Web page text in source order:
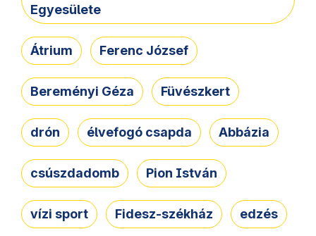
Egyesülete
Átrium Ferenc József
Bereményi Géza Füvészkert
drón élvefogó csapda Abbázia
csúszdadomb Pion István
vízi sport Fidesz-székház edzés